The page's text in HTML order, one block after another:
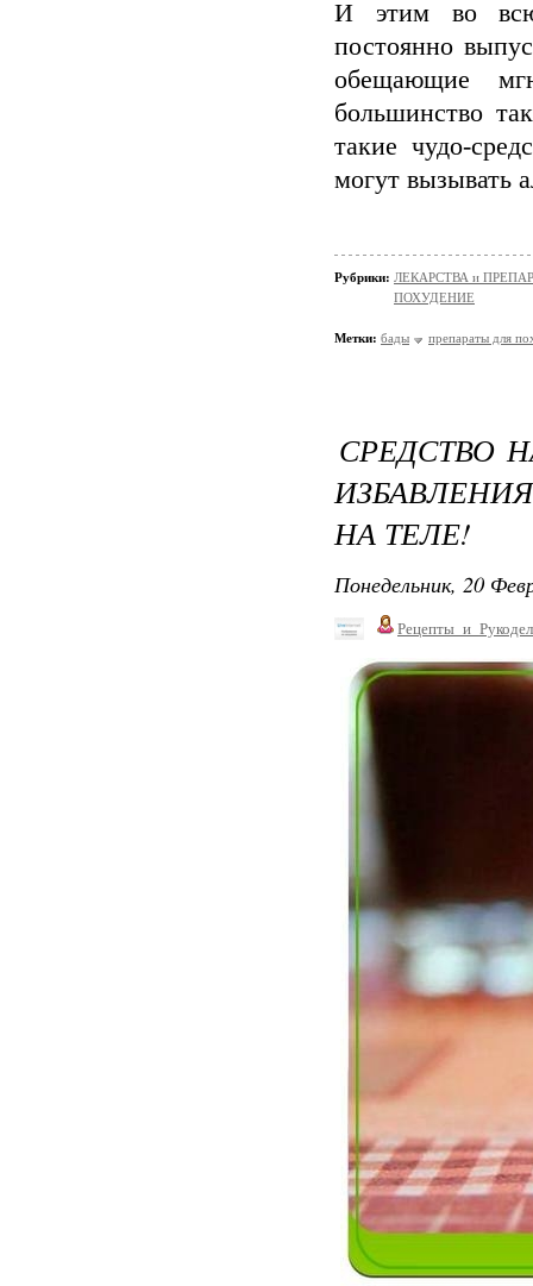
И этим во всю
постоянно
обещающие
большинство
такие чудо-
могут вызывать
Рубрики: ЛЕКАРСТВА и
ПОХУДЕНИЕ
Метки: бады препараты для
СРЕДСТВО
НА ТЕЛЕ!
Понедельник, 20